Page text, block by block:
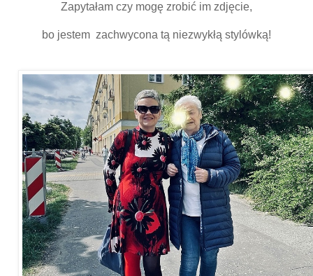
Zapytałam czy mogę zrobić im zdjęcie,
bo jestem zachwycona tą niezwykłą stylówką!